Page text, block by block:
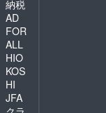
納税
AD
FOR
ALL
HIO
KOS
HI
JFA